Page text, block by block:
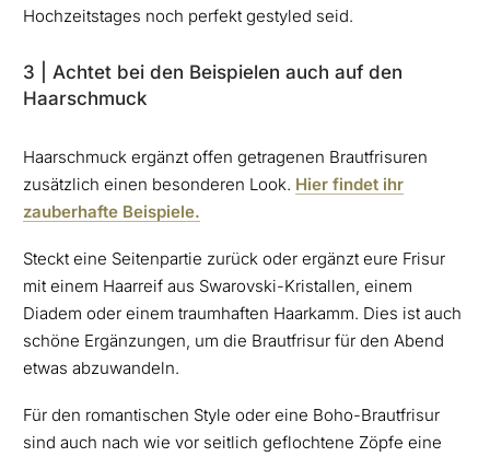
Hochzeitstages noch perfekt gestyled seid.
3 | Achtet bei den Beispielen auch auf den
Haarschmuck
Haarschmuck ergänzt offen getragenen Brautfrisuren
zusätzlich einen besonderen Look. Hier findet ihr
zauberhafte Beispiele.
Steckt eine Seitenpartie zurück oder ergänzt eure Frisur
mit einem Haarreif aus Swarovski-Kristallen, einem
Diadem oder einem traumhaften Haarkamm. Dies ist auch
schöne Ergänzungen, um die Brautfrisur für den Abend
etwas abzuwandeln.
Für den romantischen Style oder eine Boho-Brautfrisur
sind auch nach wie vor seitlich geflochtene Zöpfe eine